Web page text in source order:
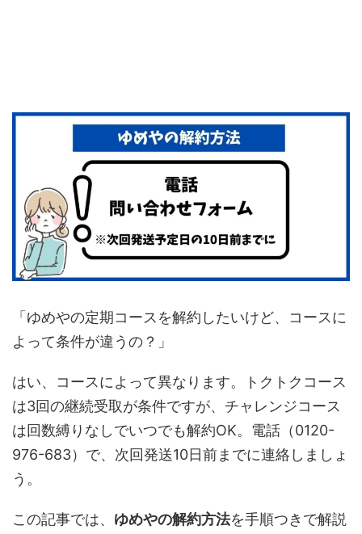
「ゆめやの定期コースを解約したいけど、コースに
よって条件が違うの？」
はい、コースによって異なります。トクトクコース
は3回の継続受取が条件ですが、チャレンジコース
は回数縛りなしでいつでも解約OK。電話（0120-
976-683）で、次回発送10日前までに連絡しましょ
う。
この記事では、 ゆめやの解約方法を手順つきで解説